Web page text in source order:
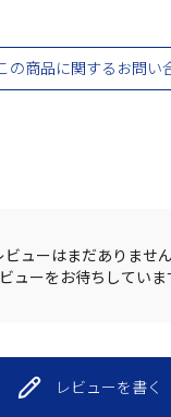
の商品に関するお問い
ビューはまだありません
ューをお待ちしていま
レビューを書く